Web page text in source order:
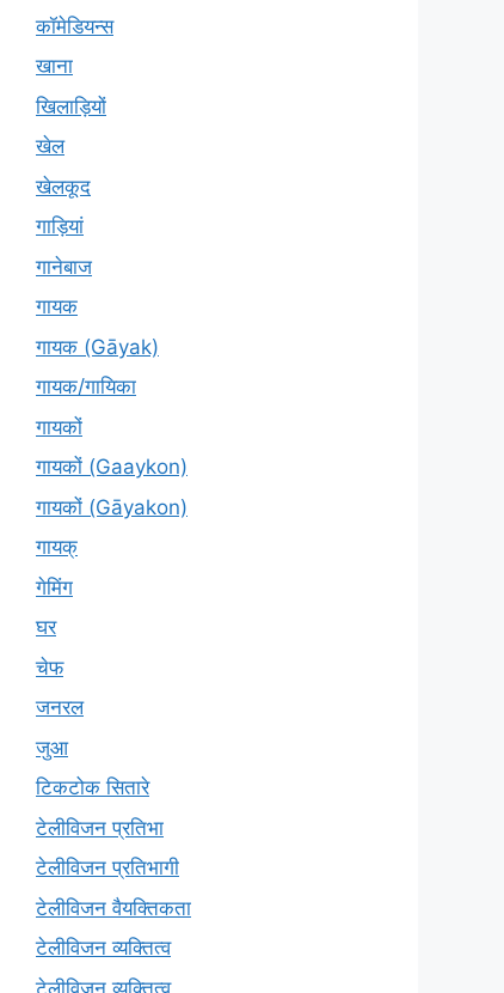
कॉमेडियन्स
खाना
खिलाड़ियों
खेल
खेलकूद
गाड़ियां
गानेबाज
गायक
गायक (Gāyak)
गायक/गायिका
गायकों
गायकों (Gaaykon)
गायकों (Gāyakon)
गायक्
गेमिंग
घर
चेफ
जनरल
जुआ
टिकटोक सितारे
टेलीविजन प्रतिभा
टेलीविजन प्रतिभागी
टेलीविजन वैयक्तिकता
टेलीविजन व्यक्तित्व
टेलीविज़न व्यक्तित्व